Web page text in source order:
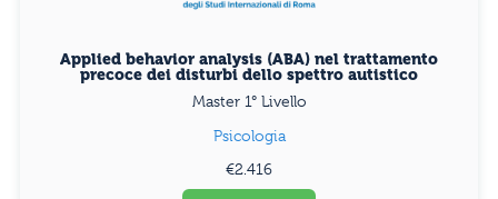
Applied behavior analysis (ABA) nel trattamento
precoce dei disturbi dello spettro autistico
Master 1° Livello
Psicologia
€2.416